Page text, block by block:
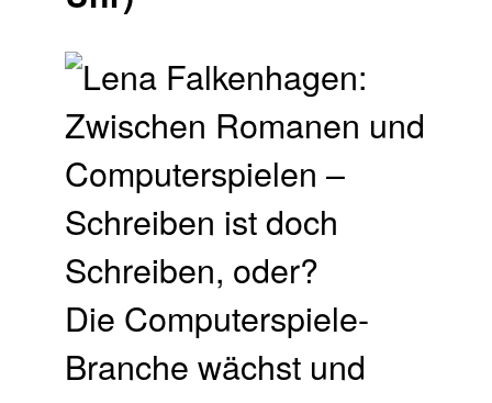
Die Computerspiele-
Branche wächst und